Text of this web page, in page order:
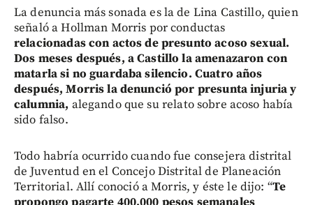
La denuncia más sonada es la de Lina Castillo, quien
señaló a Hollman Morris por conductas
relacionadas con actos de presunto acoso sexual.
Dos meses después, a Castillo la amenazaron con
matarla si no guardaba silencio. Cuatro años
después, Morris la denunció por presunta injuria y
calumnia, alegando que su relato sobre acoso había
sido falso.
Todo habría ocurrido cuando fue consejera distrital
de Juventud en el Concejo Distrital de Planeación
Territorial. Allí conoció a Morris, y éste le dijo: “Te